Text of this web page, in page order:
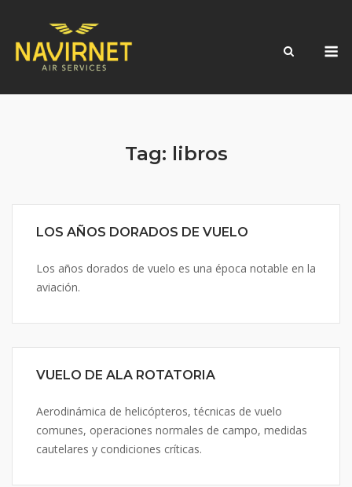
content
Tag: libros
LOS AÑOS DORADOS DE VUELO
Los años dorados de vuelo es una época notable en la
aviación.
VUELO DE ALA ROTATORIA
Aerodinámica de helicópteros, técnicas de vuelo
comunes, operaciones normales de campo, medidas
cautelares y condiciones críticas.